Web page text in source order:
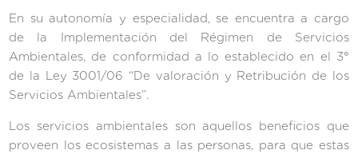
En su autonomía y especialidad, se encuentra a cargo
de la Implementación del Régimen de Servicios
Ambientales, de conformidad a lo establecido en el 3°
de la Ley 3001/06 “De valoración y Retribución de los
Servicios Ambientales”.
Los servicios ambientales son aquellos beneficios que
proveen los ecosistemas a las personas, para que estas